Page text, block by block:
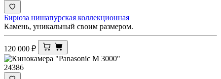
Бирюза нишапурская коллекционная
Камень, уникальный своим размером.
120 000 ₽
24386